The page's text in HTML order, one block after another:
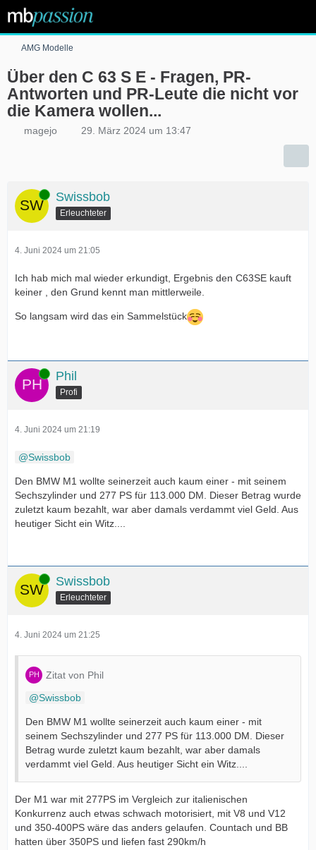
AMG Modelle
Über den C 63 S E - Fragen, PR-
Antworten und PR-Leute die nicht vor
die Kamera wollen...
magejo 29. März 2024 um 13:47
Online Swissbob
Erleuchteter
4. Juni 2024 um 21:05
Ich hab mich mal wieder erkundigt, Ergebnis den C63SE kauft
keiner , den Grund kennt man mittlerweile.
So langsam wird das ein Sammelstück
Online Phil
Profi
4. Juni 2024 um 21:19
Swissbob
Den BMW M1 wollte seinerzeit auch kaum einer - mit seinem
Sechszylinder und 277 PS für 113.000 DM. Dieser Betrag wurde
zuletzt kaum bezahlt, war aber damals verdammt viel Geld. Aus
heutiger Sicht ein Witz....
Online Swissbob
Erleuchteter
4. Juni 2024 um 21:25
Zitat von Phil
Swissbob
Den BMW M1 wollte seinerzeit auch kaum einer - mit
seinem Sechszylinder und 277 PS für 113.000 DM. Dieser
Betrag wurde zuletzt kaum bezahlt, war aber damals
verdammt viel Geld. Aus heutiger Sicht ein Witz....
Der M1 war mit 277PS im Vergleich zur italienischen
Konkurrenz auch etwas schwach motorisiert, mit V8 und V12
und 350-400PS wäre das anders gelaufen. Countach und BB
hatten über 350PS und liefen fast 290km/h